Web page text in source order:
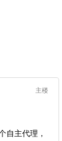
主楼
自主代理，